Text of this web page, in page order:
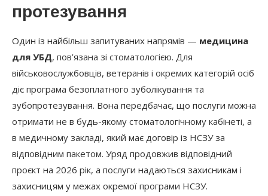
протезування
Один із найбільш запитуваних напрямів — медицина
для УБД, пов’язана зі стоматологією. Для
військовослужбовців, ветеранів і окремих категорій осіб
діє програма безоплатного зуболікування та
зубопротезування. Вона передбачає, що послуги можна
отримати не в будь-якому стоматологічному кабінеті, а
в медичному закладі, який має договір із НСЗУ за
відповідним пакетом. Уряд продовжив відповідний
проєкт на 2026 рік, а послуги надаються захисникам і
захисницям у межах окремої програми НСЗУ.